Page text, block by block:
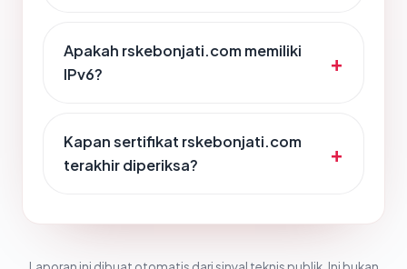
Apakah rskebonjati.com memiliki
IPv6?
Kapan sertifikat rskebonjati.com
terakhir diperiksa?